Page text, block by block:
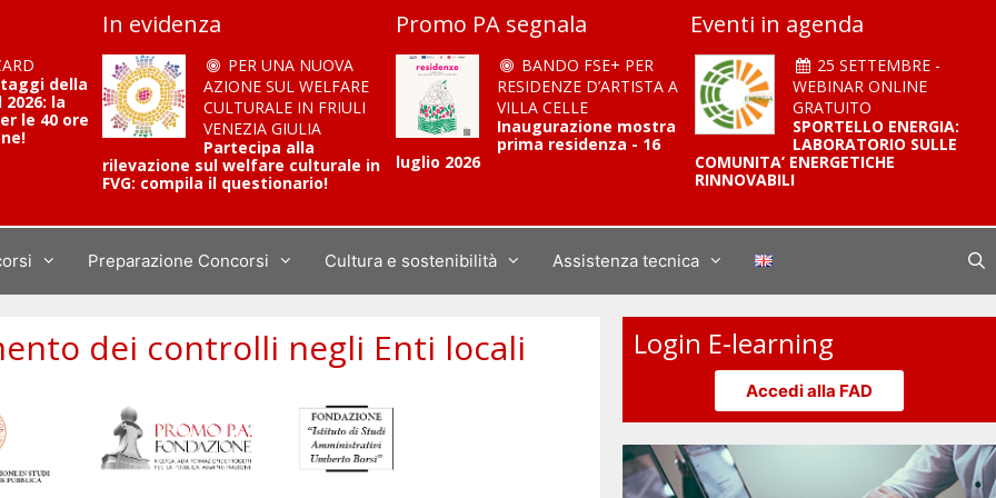
della
2026: la
le 40 ore
In evidenza
PER UNA NUOVA
AZIONE SUL WELFARE
CULTURALE IN FRIULI
VENEZIA GIULIA
Partecipa alla
rilevazione sul welfare culturale in
FVG: compila il questionario!
Promo PA segnala
BANDO FSE+ PER
RESIDENZE D’ARTISTA A
VILLA CELLE
Inaugurazione mostra
prima residenza - 16
luglio 2026
Eventi in agenda
25 SETTEMBRE -
WEBINAR ONLINE
GRATUITO
SPORTELLO ENERGIA:
LABORATORIO SULLE
COMUNITA’ ENERGETICHE
RINNOVABILI
Preparazione Concorsi Cultura e sostenibilità Assistenza tecnica
dei controlli negli Enti locali Login E-learning
Accedi alla FAD